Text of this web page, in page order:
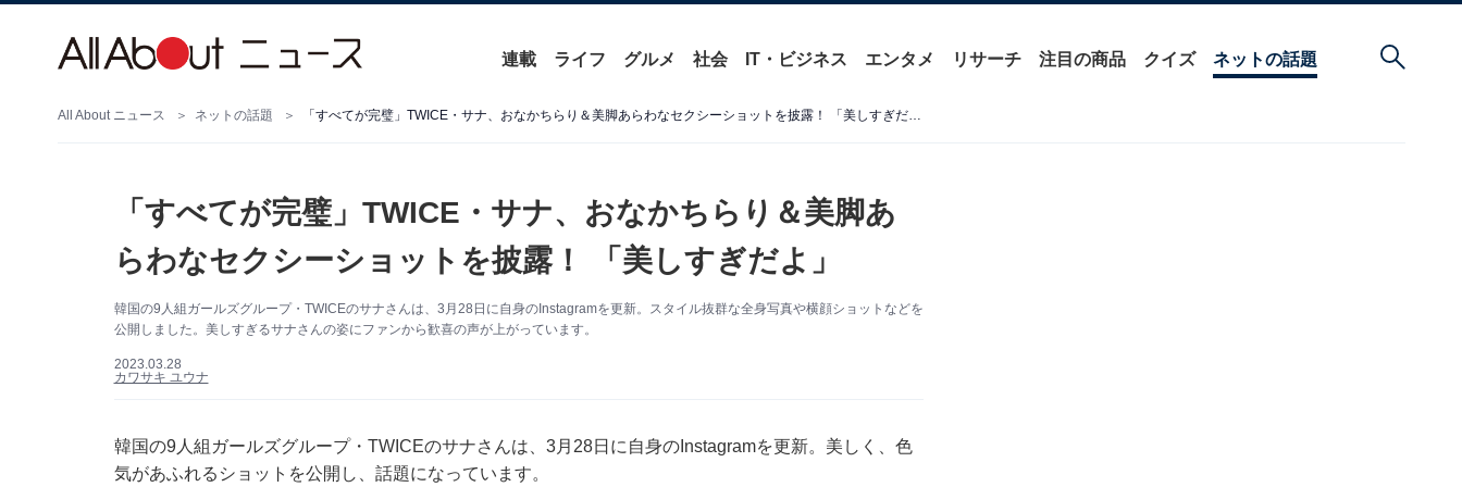
連載 ライフ グルメ 社会 IT・ビジネス エンタメ リサーチ 注目の商品 クイズ ネットの話題
All About ニュース ネットの話題 「すべてが完璧」TWICE・サナ、おなかちらり＆美脚あらわなセクシーショットを披露！ 「美しすぎだよ」
「すべてが完璧」TWICE・サナ、おなかちらり＆美脚あ
らわなセクシーショットを披露！ 「美しすぎだよ」
韓国の9人組ガールズグループ・TWICEのサナさんは、3月28日に自身のInstagramを更新。スタイル抜群な全身写真や横顔ショットなどを
公開しました。美しすぎるサナさんの姿にファンから歓喜の声が上がっています。
2023.03.28
カワサキ ユウナ
韓国の9人組ガールズグループ・TWICEのサナさんは、3月28日に自身のInstagramを更新。美しく、色
気があふれるショットを公開し、話題になっています。